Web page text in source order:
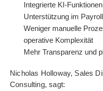
Integrierte KI-
Unterstützung im
Weniger manuelle
operative Komplexität
Mehr Transparenz und
Nicholas Holloway, Sales
Consulting, sagt: